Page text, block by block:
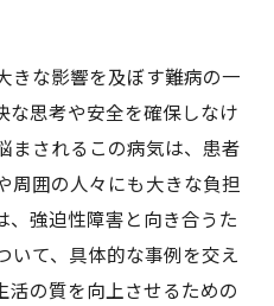
きな影響を及ぼす難病の一
な思考や安全を確保しなけ
まされるこの病気は、患者
周囲の人々にも大きな負担
、強迫性障害と向き合うた
いて、具体的な事例を交え
活の質を向上させるための